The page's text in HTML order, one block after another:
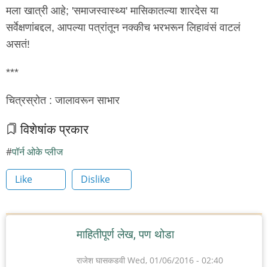
मला खात्री आहे; 'समाजस्वास्थ्य' मासिकातल्या शारदेस या
सर्वेक्षणांबद्दल, आपल्या पत्रांतून नक्कीच भरभरून लिहावंसं वाटलं
असतं!
***
चित्रस्रोत : जालावरून साभार
विशेषांक प्रकार
पॉर्न ओके प्लीज
Like Dislike
माहितीपूर्ण लेख, पण थोडा
राजेश घासकडवी Wed, 01/06/2016 - 02:40